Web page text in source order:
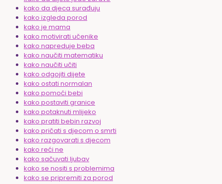
kako da djeca surađuju
kako izgleda porod
kako je mama
kako motivirati učenike
kako napreduje beba
kako naučiti matematiku
kako naučiti učiti
kako odgojiti dijete
kako ostati normalan
kako pomoći bebi
kako postaviti granice
kako potaknuti mlijeko
kako pratiti bebin razvoj
kako pričati s djecom o smrti
kako razgovarati s djecom
kako reći ne
kako sačuvati ljubav
kako se nositi s problemima
kako se pripremiti za porod